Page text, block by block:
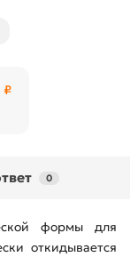
₽
0
формы для
откидывается